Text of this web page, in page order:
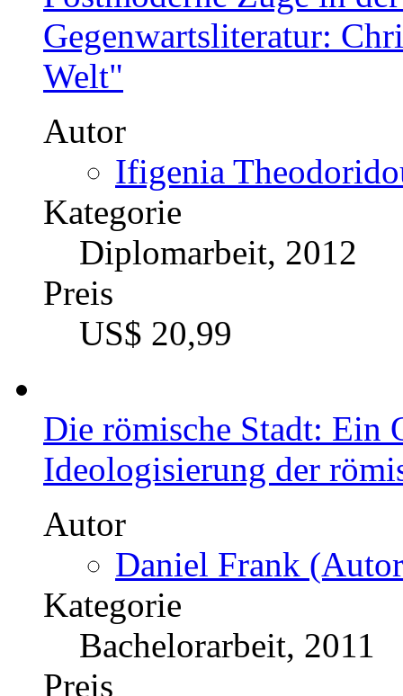
Gegenwartsliteratur:
Welt"
Autor
Ifigenia
Kategorie
Diplomarbeit, 2012
Preis
US$ 20,99
Die römische Stadt: Ein
Ideologisierung der
Autor
Daniel Frank
Kategorie
Bachelorarbeit, 2011
Preis